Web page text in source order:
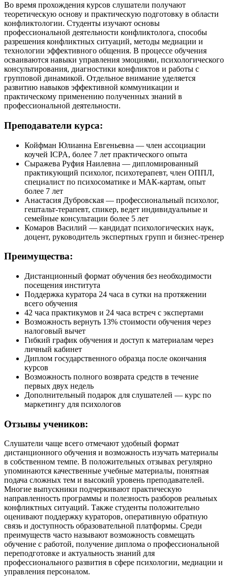
Во время прохождения курсов слушатели получают
теоретическую основу и практическую подготовку в области
конфликтологии. Студенты изучают основы
профессиональной деятельности конфликтолога, способы
разрешения конфликтных ситуаций, методы медиации и
технологии эффективного общения. В процессе обучения
осваиваются навыки управления эмоциями, психологического
консультирования, диагностики конфликтов и работы с
групповой динамикой. Отдельное внимание уделяется
развитию навыков эффективной коммуникации и
практическому применению полученных знаний в
профессиональной деятельности.
Преподаватели курса:
Койфман Юлианна Евгеньевна — член ассоциации
коучей ICPA, более 7 лет практического опыта
Сыражева Руфия Наилевна — дипломированный
практикующий психолог, психотерапевт, член ОППЛ,
специалист по психосоматике и МАК-картам, опыт
более 7 лет
Анастасия Дубровская — профессиональный психолог,
гештальт-терапевт, спикер, ведет индивидуальные и
семейные консультации более 5 лет
Комаров Василий — кандидат психологических наук,
доцент, руководитель экспертных групп и бизнес-тренер
Преимущества:
Дистанционный формат обучения без необходимости
посещения института
Поддержка куратора 24 часа в сутки на протяжении
всего обучения
42 часа практикумов и 24 часа встреч с экспертами
Возможность вернуть 13% стоимости обучения через
налоговый вычет
Гибкий график обучения и доступ к материалам через
личный кабинет
Диплом государственного образца после окончания
курсов
Возможность полного возврата средств в течение
первых двух недель
Дополнительный подарок для слушателей — курс по
маркетингу для психологов
Отзывы учеников:
Слушатели чаще всего отмечают удобный формат
дистанционного обучения и возможность изучать материалы
в собственном темпе. В положительных отзывах регулярно
упоминаются качественные учебные материалы, понятная
подача сложных тем и высокий уровень преподавателей.
Многие выпускники подчеркивают практическую
направленность программы и полезность разборов реальных
конфликтных ситуаций. Также студенты положительно
оценивают поддержку кураторов, оперативную обратную
связь и доступность образовательной платформы. Среди
преимуществ часто называют возможность совмещать
обучение с работой, получение диплома о профессиональной
переподготовке и актуальность знаний для
профессионального развития в сфере психологии, медиации и
управления персоналом.